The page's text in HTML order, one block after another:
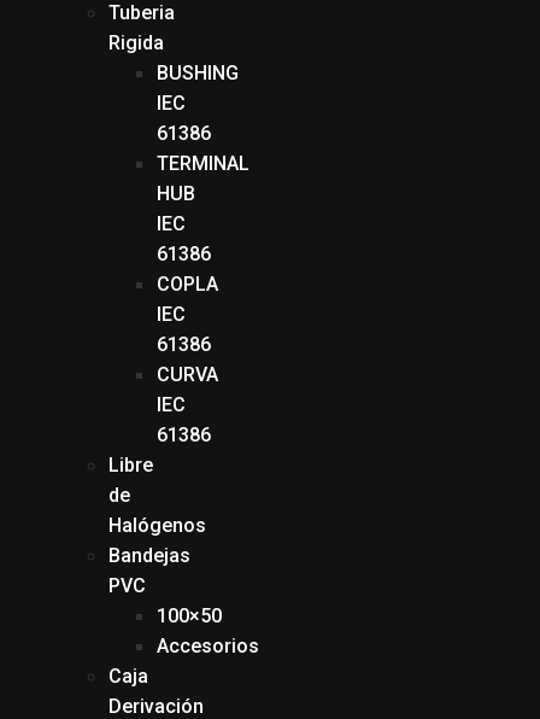
Tuberia
Rigida
BUSHING
IEC
61386
TERMINAL
HUB
IEC
61386
COPLA
IEC
61386
CURVA
IEC
61386
Libre
de
Halógenos
Bandejas
PVC
100×50
Accesorios
Caja
Derivación